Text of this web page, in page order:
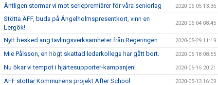
Äntligen stormar vi mot seriepremiärer för våra seniorlag 2020-06-05 13:36
Stötta ÄFF, buda på Ängelholmspresentkort, vinn en
Lergök!
2020-06-04 08:45
Nytt besked ang tävlingsverksamheter från Regeringen 2020-05-29 11:19
Mie Pålsson, en högt skattad ledarkollega har gått bort. 2020-05-18 08:55
Nu ökar vi tempot i hjärtesupporter-kampanjen! 2020-05-15 20:21
ÄFF stöttar Kommunens projekt After School 2020-05-13 16:09